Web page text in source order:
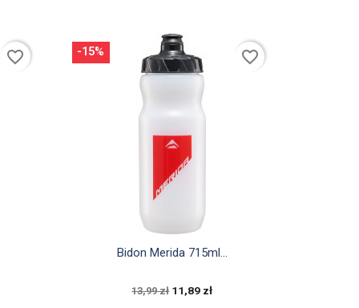
favorite_border
Szybki podgląd
Bidon Merida 715ml...
13,99 zł 11,89 zł
-15% favorite_border